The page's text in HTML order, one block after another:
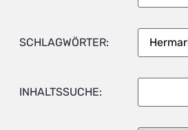
SCHLAGWÖRTER:
INHALTSSUCHE: